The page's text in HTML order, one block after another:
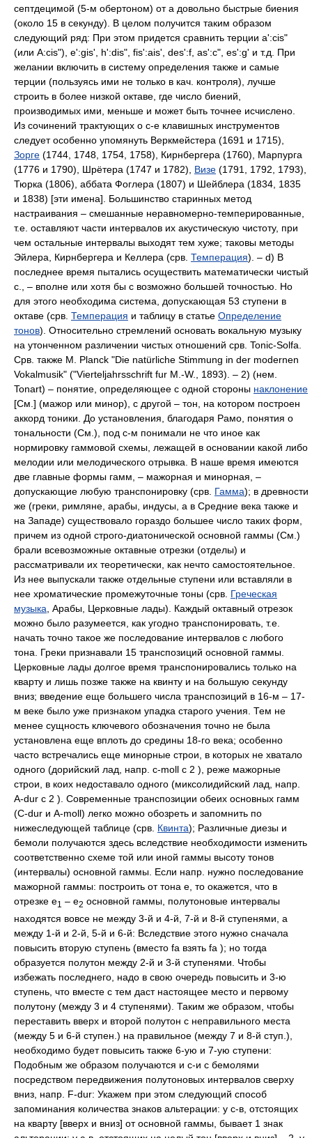
септдецимой (5-м обертоном) от а довольно быстрые биения
(около 15 в секунду). В целом получится таким образом
следующий ряд: При этом придется сравнить терции а':cis"
(или A:cis"), e':gis', h':dis", fis':ais', des':f, as':c", es':g' и т.д. При
желании включить в систему определения также и самые
терции (пользуясь ими не только в кач. контроля), лучше
строить в более низкой октаве, где число биений,
производимых ими, меньше и может быть точнее исчислено.
Из сочинений трактующих о с-е клавишных инструментов
следует особенно упомянуть Веркмейстера (1691 и 1715),
Зорге (1744, 1748, 1754, 1758), Кирнбергера (1760), Марпурга
(1776 и 1790), Шрётера (1747 и 1782), Визе (1791, 1792, 1793),
Тюрка (1806), аббата Фоглера (1807) и Шейблера (1834, 1835
и 1838) [эти имена]. Большинство старинных метод
настраивания – смешанные неравномерно-темперированные,
т.е. оставляют части интервалов их акустическую чистоту, при
чем остальные интервалы выходят тем хуже; таковы методы
Эйлера, Кирнбергера и Келлера (срв. Темперация). – d) В
последнее время пытались осуществить математически чистый
с., – вполне или хотя бы с возможно большей точностью. Но
для этого необходима система, допускающая 53 ступени в
октаве (срв. Темперация и таблицу в статье Определение
тонов). Относительно стремлений основать вокальную музыку
на утонченном различении чистых отношений срв. Tonic-Solfa.
Срв. также М. Planck "Die natürliche Stimmung in der modernen
Vokalmusik" ("Vierteljahrsschrift fur M.-W., 1893). – 2) (нем.
Tonart) – понятие, определяющее с одной стороны наклонение
[См.] (мажор или минор), с другой – тон, на котором построен
аккорд тоники. До установления, благодаря Рамо, понятия о
тональности (См.), под с-м понимали не что иное как
нормировку гаммовой схемы, лежащей в основании какой либо
мелодии или мелодического отрывка. В наше время имеются
две главные формы гамм, – мажорная и минорная, –
допускающие любую транспонировку (срв. Гамма); в древности
же (греки, римляне, арабы, индусы, а в Средние века также и
на Западе) существовало гораздо большее число таких форм,
причем из одной строго-диатонической основной гаммы (См.)
брали всевозможные октавные отрезки (отделы) и
рассматривали их теоретически, как нечто самостоятельное.
Из нее выпускали также отдельные ступени или вставляли в
нее хроматические промежуточные тоны (срв. Греческая
музыка , Арабы, Церковные лады). Каждый октавный отрезок
можно было разумеется, как угодно транспонировать, т.е.
начать точно такое же последование интервалов с любого
тона. Греки признавали 15 транспозиций основной гаммы.
Церковные лады долгое время транспонировались только на
кварту и лишь позже также на квинту и на большую секунду
вниз; введение еще большего числа транспозиций в 16-м – 17-
м веке было уже признаком упадка старого учения. Тем не
менее сущность ключевого обозначения точно не была
установлена еще вплоть до средины 18-го века; особенно
часто встречались еще минорные строи, в которых не хватало
одного (дорийский лад, напр. c-moll с 2 ), реже мажорные
строи, в коих недоставало одного (миксолидийский лад, напр.
A-dur с 2 ). Современные транспозиции обеих основных гамм
(C-dur и A-moll) легко можно обозреть и запомнить по
нижеследующей таблице (срв. Квинта); Различные диезы и
бемоли получаются здесь вследствие необходимости изменить
соответственно схеме той или иной гаммы высоту тонов
(интервалы) основной гаммы. Если напр. нужно последование
мажорной гаммы: построить от тона е, то окажется, что в
отрезке е1 – е2 основной гаммы, полутоновые интервалы
находятся вовсе не между 3-й и 4-й, 7-й и 8-й ступенями, а
между 1-й и 2-й, 5-й и 6-й: Вследствие этого нужно сначала
повысить вторую ступень (вместо fa взять fa ); но тогда
образуется полутон между 2-й и 3-й ступенями. Чтобы
избежать последнего, надо в свою очередь повысить и 3-ю
ступень, что вместе с тем даст настоящее место и первому
полутону (между 3 и 4 ступенями). Таким же образом, чтобы
переставить вверх и второй полутон с неправильного места
(между 5 и 6-й ступен.) на правильное (между 7 и 8-й ступ.),
необходимо будет повысить также 6-ую и 7-ую ступени:
Подобным же образом получаются и с-и с бемолями
посредством передвижения полутоновых интервалов сверху
вниз, напр. F-dur: Укажем при этом следующий способ
запоминания количества знаков альтерации: у с-в, отстоящих
на кварту [вверх и вниз] от основной гаммы, бывает 1 знак